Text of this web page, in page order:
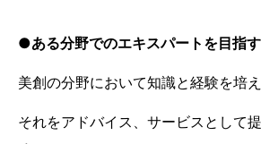
●ある分野でのエキスパートを目指す
美創の分野において知識と経験を培え
それをアドバイス、サービスとして